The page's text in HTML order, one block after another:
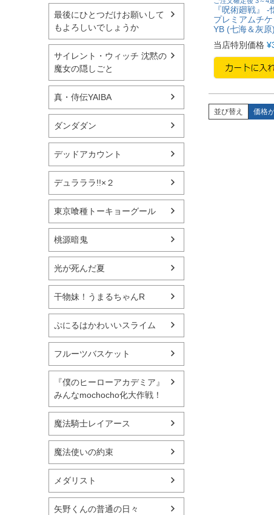
最後にひとつだけお願いして
もよろしいでしょうか
サイレント・ウィッチ 沈黙の
魔女の隠しごと
真・侍伝YAIBA
ダンダダン
デッドアカウント
デュラララ!!×２
東京喰種トーキョーグール
桃源暗鬼
光が死んだ夏
干物妹！うまるちゃんR
ぷにるはかわいいスライム
フルーツバスケット
『僕のヒーローアカデミア』
みんなmochocho化大作戦！
魔法騎士レイアース
魔法使いの約束
メダリスト
矢野くんの普通の日々
『呪術廻戦』 -
プレミアムチ
YB (七海＆灰原)
当店特別価格 ¥
並び替え 価格